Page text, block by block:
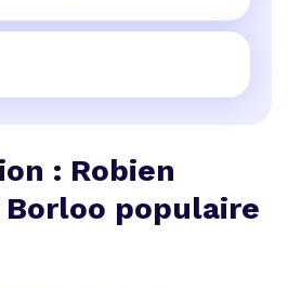
: Robien
populaire